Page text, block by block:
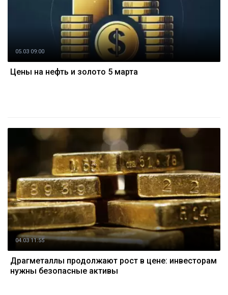
05.03 09:00
Цены на нефть и золото 5 марта
04.03 11:55
Драгметаллы продолжают рост в цене: инвесторам
нужны безопасные активы